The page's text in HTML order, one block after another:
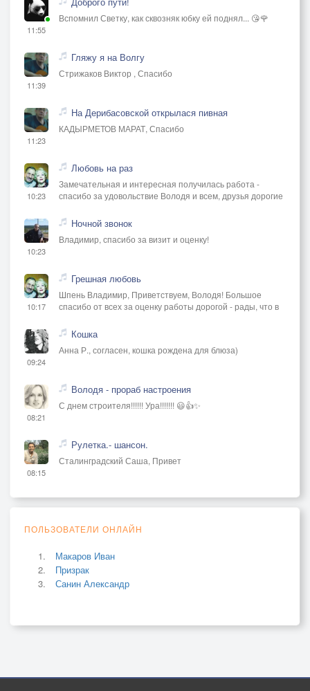
11:55
Вспомнил Светку, как сквозняк юбку ей поднял... 😘🌹
11:39
Гляжу я на Волгу
Стрижаков Виктор , Спасибо
11:23
На Дерибасовской открылася пивная
КАДЫРМЕТОВ МАРАТ, Спасибо
10:23
Любовь на раз
Замечательная и интересная получилась работа -
спасибо за удовольствие Володя и всем, друзья дорогие
10:23
Ночной звонок
Владимир, спасибо за визит и оценку!
10:17
Грешная любовь
Шпень Владимир, Приветствуем, Володя! Большое
спасибо от всех за оценку работы дорогой - рады, что в
09:24
Кошка
Анна Р., согласен, кошка рождена для блюза)
08:21
Володя - прораб настроения
С днем строителя!!!!!! Ура!!!!!!! 😃👍✨
08:15
Рулетка.- шансон.
Сталинградский Саша, Привет
ПОЛЬЗОВАТЕЛИ ОНЛАЙН
Макаров Иван
Призрак
Санин Александр